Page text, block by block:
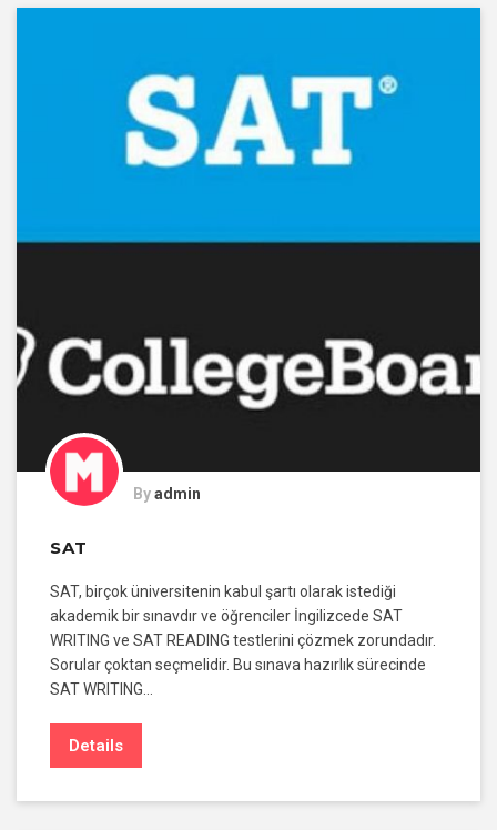
Byadmin
SAT
SAT, birçok üniversitenin kabul şartı olarak istediği
akademik bir sınavdır ve öğrenciler İngilizcede SAT
WRITING ve SAT READING testlerini çözmek zorundadır.
Sorular çoktan seçmelidir. Bu sınava hazırlık sürecinde
SAT WRITING…
Details